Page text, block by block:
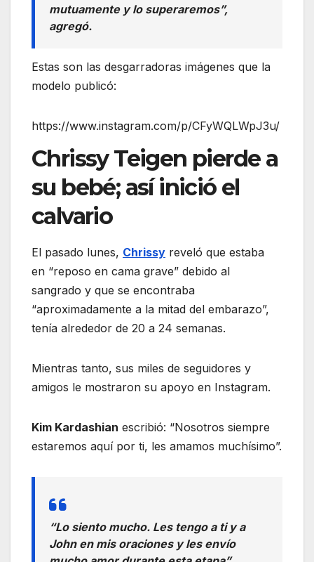
mutuamente y lo superaremos”,
agregó.
Estas son las desgarradoras imágenes que la
modelo publicó:
https://www.instagram.com/p/CFyWQLWpJ3u/
Chrissy Teigen pierde a
su bebé; así inició el
calvario
El pasado lunes, Chrissy reveló que estaba
en “reposo en cama grave” debido al
sangrado y que se encontraba
“aproximadamente a la mitad del embarazo”,
tenía alrededor de 20 a 24 semanas.
Mientras tanto, sus miles de seguidores y
amigos le mostraron su apoyo en Instagram.
Kim Kardashian escribió: “Nosotros siempre
estaremos aquí por ti, les amamos muchísimo”.
“Lo siento mucho. Les tengo a ti y a
John en mis oraciones y les envío